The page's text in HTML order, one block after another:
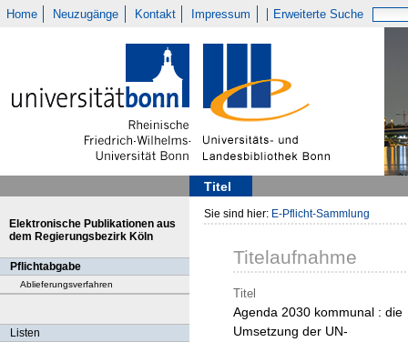
Home Neuzugänge Kontakt Impressum Erweiterte Suche
Titel
Elektronische Publikationen aus
dem Regierungsbezirk Köln
Pflichtabgabe
Ablieferungsverfahren
Listen
Sie sind hier: E-Pflicht-Sammlung
Titelaufnahme
Titel
Agenda 2030 kommunal : die
Umsetzung der UN-